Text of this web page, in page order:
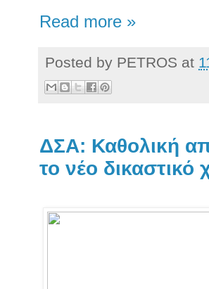
Read more »
Posted by PETROS at
ΔΣΑ: Καθολική
το νέο δικαστικό